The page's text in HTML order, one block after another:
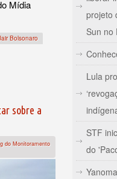
Mídia
Bolsonaro
e rejeita de vez sustentabilidade
sobre a
do Monitoramento
projeto
Sun no
Lula
STF
do